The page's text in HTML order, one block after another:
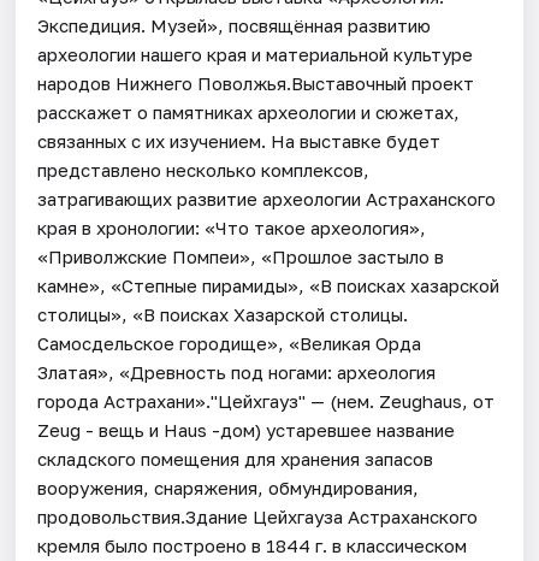
Экспедиция. Музей», посвящённая развитию
археологии нашего края и материальной культуре
народов Нижнего Поволжья.Выставочный проект
расскажет о памятниках археологии и сюжетах,
связанных с их изучением. На выставке будет
представлено несколько комплексов,
затрагивающих развитие археологии Астраханского
края в хронологии: «Что такое археология»,
«Приволжские Помпеи», «Прошлое застыло в
камне», «Степные пирамиды», «В поисках хазарской
столицы», «В поисках Хазарской столицы.
Самосдельское городище», «Великая Орда
Златая», «Древность под ногами: археология
города Астрахани»."Цейхгауз" — (нем. Zeughaus, от
Zeug - вещь и Haus -дом) устаревшее название
складского помещения для хранения запасов
вооружения, снаряжения, обмундирования,
продовольствия.Здание Цейхгауза Астраханского
кремля было построено в 1844 г. в классическом